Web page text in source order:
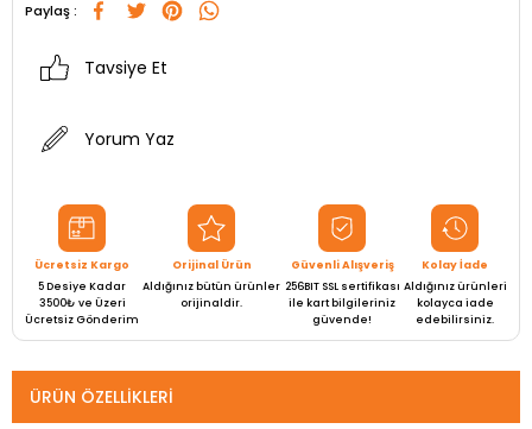
Paylaş :
Tavsiye Et
Yorum Yaz
Ücretsiz Kargo
5 Desiye Kadar
3500₺ ve Üzeri
Ücretsiz Gönderim
Orijinal Ürün
Aldığınız bütün ürünler
orijinaldir.
Güvenli Alışveriş
256BIT SSL sertifikası
ile kart bilgileriniz
güvende!
Kolay İade
Aldığınız ürünleri
kolayca iade
edebilirsiniz.
ÜRÜN ÖZELLIKLERI